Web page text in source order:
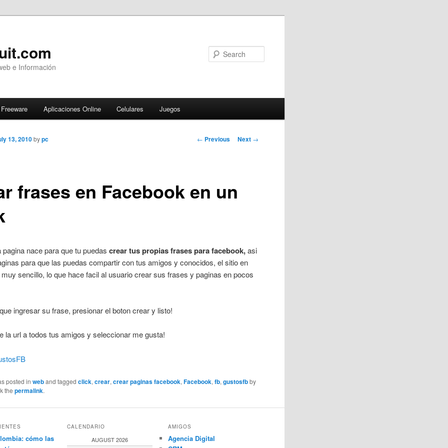
e Información
Freeware Aplicaciones Online Celulares Juegos
Post
← Previous Next →
frases en Facebook en un
13, 2010 bypc
pagina nace para que tu puedascrear tus propias frases para facebook,asi
para que las puedas compartir con tus amigos y conocidos, el sitio en
sencillo, lo que hace facil al usuario crear sus frases y paginas en pocos
ingresar su frase, presionar el boton crear y listo!
la url a todos tus amigos y seleccionar me gusta!
posted inweband taggedclick,crear,crear paginas facebook,Facebook,fb,gustosfbby
thepermalink.
cómo las
CALENDARIO
AUGUST 2026
AMIGOS
Agencia Digital